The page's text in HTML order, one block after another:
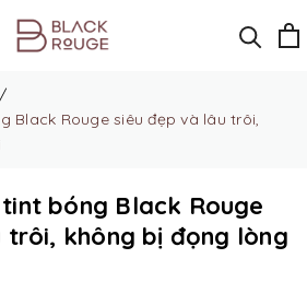
Black Rouge siêu đẹp và lâu trôi,
bóng Black Rouge
trôi, không bị đọng lòng